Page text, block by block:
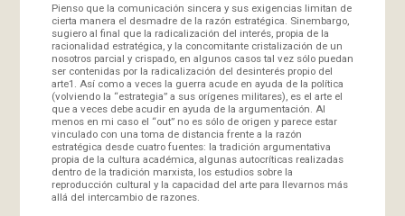
Pienso que la comunicación sincera y sus exigencias limitan de
cierta manera el desmadre de la razón estratégica. Sinembargo,
sugiero al final que la radicalización del interés, propia de la
racionalidad estratégica, y la concomitante cristalización de un
nosotros parcial y crispado, en algunos casos tal vez sólo puedan
ser contenidas por la radicalización del desinterés propio del
arte1. Así como a veces la guerra acude en ayuda de la política
(volviendo la “estrategia” a sus orígenes militares), es el arte el
que a veces debe acudir en ayuda de la argumentación. Al
menos en mi caso el “out” no es sólo de origen y parece estar
vinculado con una toma de distancia frente a la razón
estratégica desde cuatro fuentes: la tradición argumentativa
propia de la cultura académica, algunas autocríticas realizadas
dentro de la tradición marxista, los estudios sobre la
reproducción cultural y la capacidad del arte para llevarnos más
allá del intercambio de razones.